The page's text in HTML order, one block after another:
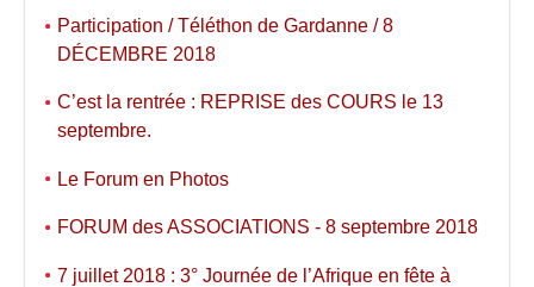
Participation / Téléthon de Gardanne / 8
DÉCEMBRE 2018
C’est la rentrée : REPRISE des COURS le 13
septembre.
Le Forum en Photos
FORUM des ASSOCIATIONS - 8 septembre 2018
7 juillet 2018 : 3° Journée de l’Afrique en fête à